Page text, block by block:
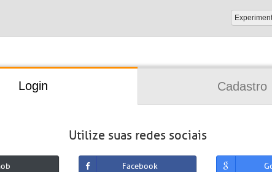
Login Cadastro
Utilize suas redes sociais
Facebook